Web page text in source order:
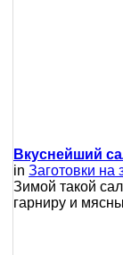
Вкуснейший
in Заготовки на
Зимой такой
гарниру и